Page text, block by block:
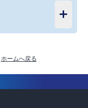
ホームへ戻る